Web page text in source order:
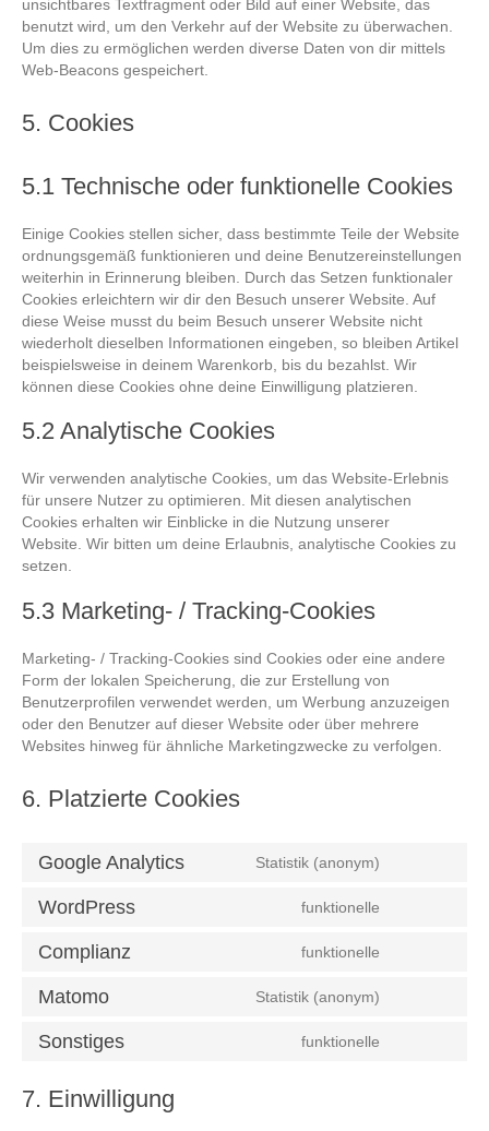
unsichtbares Textfragment oder Bild auf einer Website, das
benutzt wird, um den Verkehr auf der Website zu überwachen.
Um dies zu ermöglichen werden diverse Daten von dir mittels
Web-Beacons gespeichert.
5. Cookies
5.1 Technische oder funktionelle Cookies
Einige Cookies stellen sicher, dass bestimmte Teile der Website
ordnungsgemäß funktionieren und deine Benutzereinstellungen
weiterhin in Erinnerung bleiben. Durch das Setzen funktionaler
Cookies erleichtern wir dir den Besuch unserer Website. Auf
diese Weise musst du beim Besuch unserer Website nicht
wiederholt dieselben Informationen eingeben, so bleiben Artikel
beispielsweise in deinem Warenkorb, bis du bezahlst. Wir
können diese Cookies ohne deine Einwilligung platzieren.
5.2 Analytische Cookies
Wir verwenden analytische Cookies, um das Website-Erlebnis
für unsere Nutzer zu optimieren. Mit diesen analytischen
Cookies erhalten wir Einblicke in die Nutzung unserer
Website. Wir bitten um deine Erlaubnis, analytische Cookies zu
setzen.
5.3 Marketing- / Tracking-Cookies
Marketing- / Tracking-Cookies sind Cookies oder eine andere
Form der lokalen Speicherung, die zur Erstellung von
Benutzerprofilen verwendet werden, um Werbung anzuzeigen
oder den Benutzer auf dieser Website oder über mehrere
Websites hinweg für ähnliche Marketingzwecke zu verfolgen.
6. Platzierte Cookies
Google Analytics Statistik (anonym)
WordPress funktionelle
Complianz funktionelle
Matomo Statistik (anonym)
Sonstiges funktionelle
7. Einwilligung